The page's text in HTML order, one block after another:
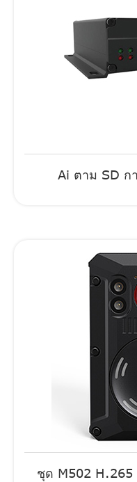
Ai ตาม SD ก
ชุด M502 H.265